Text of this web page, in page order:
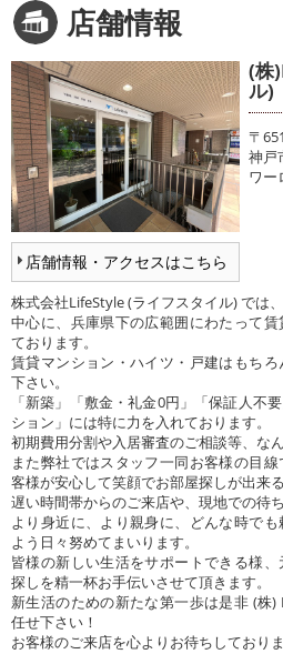
店舗情報
店舗情報・アクセスはこちら
(株
ル)
〒
神戸
ワー
株式会社LifeStyle (ライフスタイル) では
中心に、兵庫県下の広範囲にわたって
ております。
賃貸マンション・ハイツ・戸建はもち
下さい。
「新築」「敷金・礼金0円」「保証人不
ション」には特に力を入れております。
初期費用分割や入居審査のご相談等、な
また弊社ではスタッフ一同お客様の目
客様が安心して笑顔でお部屋探しが出来
遅い時間帯からのご来店や、現地での待
より身近に、より親身に、どんな時で
よう日々努めてまいります。
皆様の新しい生活をサポートできる様
探しを精一杯お手伝いさせて頂きます。
新生活のための新たな第一歩は是非 (株
任せ下さい！
お客様のご来店を心よりお待ちしており